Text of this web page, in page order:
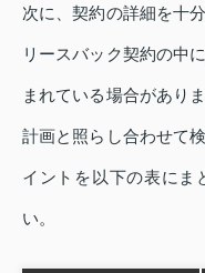
次に、契約の詳細を十
リースバック契約の中
まれている場合があり
計画と照らし合わせて
イントを以下の表にま
い。